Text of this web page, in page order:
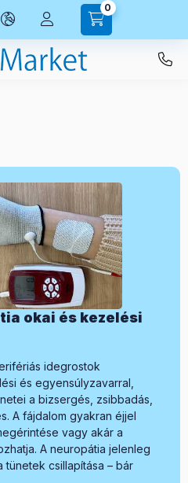
0
okai és kezelési
idegrostok
és egyensúlyzavarral,
a bizsergés, zsibbadás,
A fájdalom gyakran éjjel
vagy akár a
A neuropátia jelenleg
csillapítása – bár